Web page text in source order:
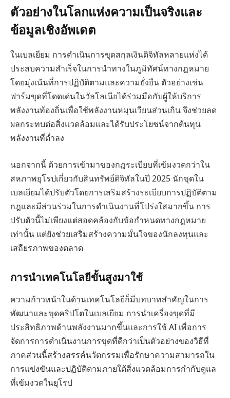
ตัวอย่างในโลกแห่งความเป็นจริงและ
ข้อมูลเชิงอัพเดต
ในเบลเยียม การดำเนินการขุดสกุลเงินดิจิทัลหลายแห่งได้
ประสบความสำเร็จในการนำทางในภูมิทัศน์ทางกฎหมาย
โดยมุ่งเน้นที่การปฏิบัติตามและความยั่งยืน ตัวอย่างเช่น
ฟาร์มขุดที่โดดเด่นในวัลโลเนียได้ร่วมมือกับผู้ให้บริการ
พลังงานท้องถิ่นเพื่อใช้พลังงานหมุนเวียนส่วนเกิน จึงช่วยลด
ผลกระทบต่อสิ่งแวดล้อมและได้รับประโยชน์จากต้นทุน
พลังงานที่ต่ำลง
นอกจากนี้ ด้วยการเข้ามาของกฎระเบียบที่เข้มงวดกว่าใน
สหภาพยุโรปเกี่ยวกับสินทรัพย์ดิจิทัลในปี 2025 นักขุดใน
เบลเยียมได้ปรับตัวโดยการเสริมสร้างระเบียบการปฏิบัติตาม
กฎและมีส่วนร่วมในการดำเนินงานที่โปร่งใสมากขึ้น การ
ปรับตัวนี้ไม่เพียงแต่สอดคล้องกับข้อกำหนดทางกฎหมาย
เท่านั้น แต่ยังช่วยเสริมสร้างความมั่นใจของนักลงทุนและ
เสถียรภาพของตลาด
การนำเทคโนโลยีขั้นสูงมาใช้
ความก้าวหน้าในด้านเทคโนโลยีก็มีบทบาทสำคัญในการ
พัฒนาและขุดคริปโตในเบลเยียม การนำเครื่องขุดที่มี
ประสิทธิภาพด้านพลังงานมากขึ้นและการใช้ AI เพื่อการ
จัดการการดำเนินงานการขุดที่ดีกว่าเป็นตัวอย่างของวิธีที่
ภาคส่วนนี้สร้างสรรค์นวัตกรรมเพื่อรักษาความสามารถใน
การแข่งขันและปฏิบัติตามภายใต้สิ่งแวดล้อมการกำกับดูแล
ที่เข้มงวดในยุโรป